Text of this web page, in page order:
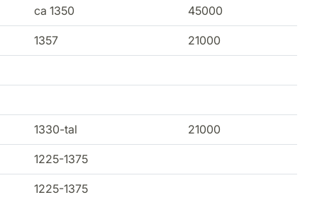
ca 1350 45000
1357 21000
1330-tal 21000
1225-1375
1225-1375